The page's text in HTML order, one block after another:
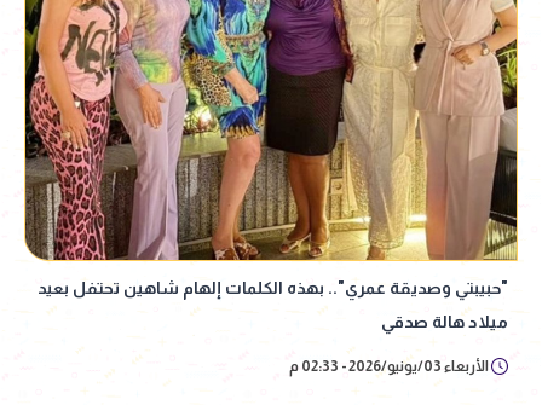
"حبيبتي وصديقة عمري".. بهذه الكلمات إلهام شاهين تحتفل بعيد
ميلاد هالة صدقي
الأربعاء 03/يونيو/2026 - 02:33 م